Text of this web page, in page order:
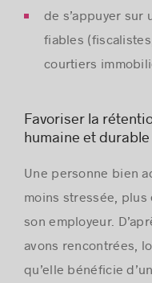
de s’appuyer sur
fiables
courtiers
Favoriser la
humaine et durable
Une personne bien
moins stressée,
son employeur.
avons rencontrées,
qu’elle bénéficie